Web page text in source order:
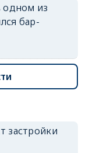
одном из
бар-
застройки